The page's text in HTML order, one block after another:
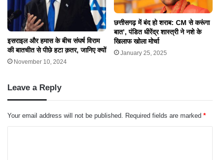
इसराइल और हमास के बीच संघर्ष विराम
की बातचीत से पीछे हटा क़तर, जानिए क्यों
November 10, 2024
छत्तीसगढ़ में बंद हो शराब: CM से करूंगा
बात’, पंडित धीरेंद्र शास्त्री ने नशे के
खिलाफ खोला मोर्चा
January 25, 2025
Leave a Reply
Your email address will not be published. Required fields are marked *